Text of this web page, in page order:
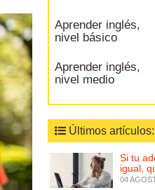
Aprender inglés,
nivel básico
Aprender inglés,
nivel medio
Últimos artículos:
Si tu
igual,
04